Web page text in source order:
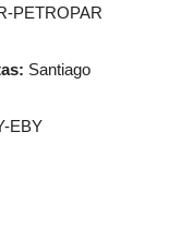
PETROPAR
Santiago
EBY